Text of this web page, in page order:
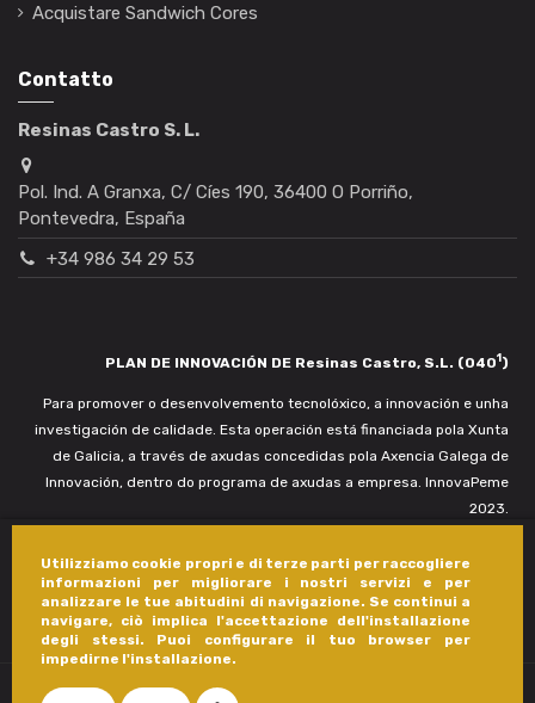
Utilizziamo cookie propri e di terze parti per raccogliere
informazioni per migliorare i nostri servizi e per
analizzare le tue abitudini di navigazione. Se continui a
navigare, ciò implica l'accettazione dell'installazione
degli stessi. Puoi configurare il tuo browser per
impedirne l'installazione.
Acquistare Sandwich Cores
Contatto
Resinas Castro S. L.
Pol. Ind. A Granxa, C/ Cíes 190, 36400 O Porriño,
Pontevedra, España
+34 986 34 29 53
PLAN DE INNOVACIÓN DE Resinas Castro, S.L. (0401)
Para promover o desenvolvemento tecnolóxico, a innovación e unha
investigación de calidade. Esta operación está financiada pola Xunta
de Galicia, a través de axudas concedidas pola Axencia Galega de
Innovación, dentro do programa de axudas a empresa. InnovaPeme
2023.